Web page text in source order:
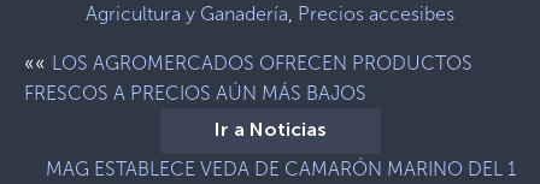
Agricultura y Ganadería Precios accesibes
«« LOS AGROMERCADOS OFRECEN PRODUCTOS
FRESCOS A PRECIOS AÚN MÁS BAJOS
Ir a Noticias
MAG ESTABLECE VEDA DE CAMARÓN MARINO DEL 1